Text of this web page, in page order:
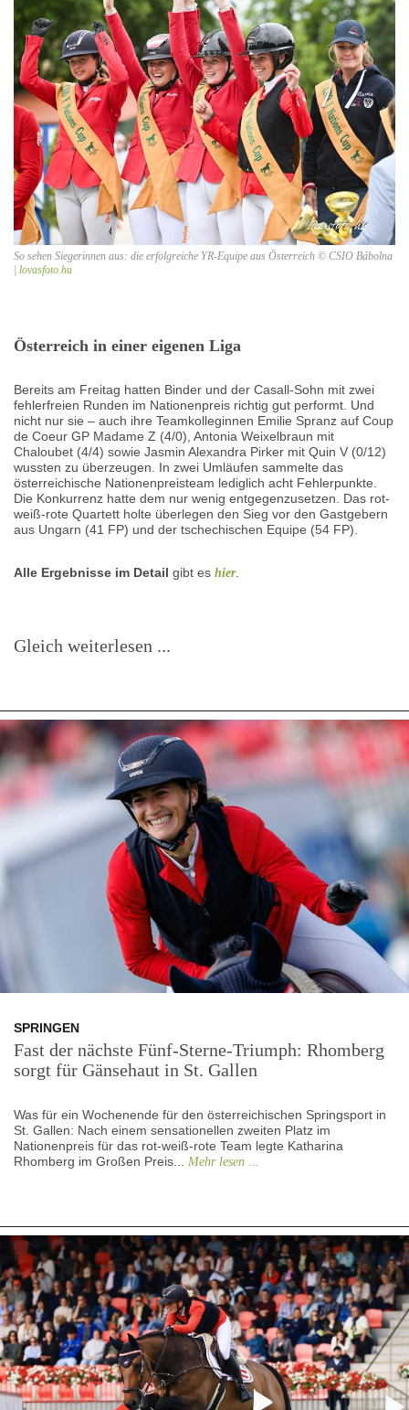
So sehen Siegerinnen aus: die erfolgreiche YR-Equipe aus Österreich © CSIO Bábolna
lovasfoto.hu
Österreich in einer eigenen Liga
Bereits am Freitag hatten Binder und der Casall-Sohn mit zwei
fehlerfreien Runden im Nationenpreis richtig gut performt. Und
nicht nur sie – auch ihre Teamkolleginnen Emilie Spranz auf Coup
de Coeur GP Madame Z (4/0), Antonia Weixelbraun mit
Chaloubet (4/4) sowie Jasmin Alexandra Pirker mit Quin V (0/12)
wussten zu überzeugen. In zwei Umläufen sammelte das
österreichische Nationenpreisteam lediglich acht Fehlerpunkte.
Die Konkurrenz hatte dem nur wenig entgegenzusetzen. Das rot-
weiß-rote Quartett holte überlegen den Sieg vor den Gastgebern
aus Ungarn (41 FP) und der tschechischen Equipe (54 FP).
Alle Ergebnisse im Detail gibt es hier.
Gleich weiterlesen ...
SPRINGEN
Fast der nächste Fünf-Sterne-Triumph: Rhomberg
sorgt für Gänsehaut in St. Gallen
Was für ein Wochenende für den österreichischen Springsport in
St. Gallen: Nach einem sensationellen zweiten Platz im
Nationenpreis für das rot-weiß-rote Team legte Katharina
Rhomberg im Großen Preis... Mehr lesen ...